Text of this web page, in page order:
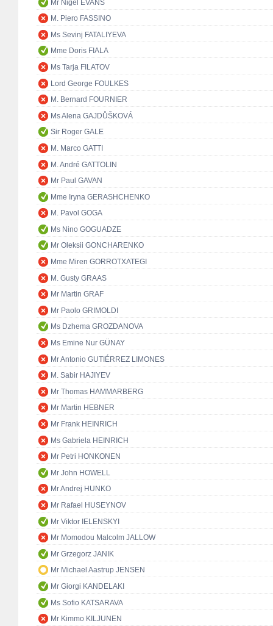
Mr Nigel EVANS
M. Piero FASSINO
Ms Sevinj FATALIYEVA
Mme Doris FIALA
Ms Tarja FILATOV
Lord George FOULKES
M. Bernard FOURNIER
Ms Alena GAJDŮŠKOVÁ
Sir Roger GALE
M. Marco GATTI
M. André GATTOLIN
Mr Paul GAVAN
Mme Iryna GERASHCHENKO
M. Pavol GOGA
Ms Nino GOGUADZE
Mr Oleksii GONCHARENKO
Mme Miren GORROTXATEGI
M. Gusty GRAAS
Mr Martin GRAF
Mr Paolo GRIMOLDI
Ms Dzhema GROZDANOVA
Ms Emine Nur GÜNAY
Mr Antonio GUTIÉRREZ LIMONES
M. Sabir HAJIYEV
Mr Thomas HAMMARBERG
Mr Martin HEBNER
Mr Frank HEINRICH
Ms Gabriela HEINRICH
Mr Petri HONKONEN
Mr John HOWELL
Mr Andrej HUNKO
Mr Rafael HUSEYNOV
Mr Viktor IELENSKYI
Mr Momodou Malcolm JALLOW
Mr Grzegorz JANIK
Mr Michael Aastrup JENSEN
Mr Giorgi KANDELAKI
Ms Sofio KATSARAVA
Mr Kimmo KILJUNEN